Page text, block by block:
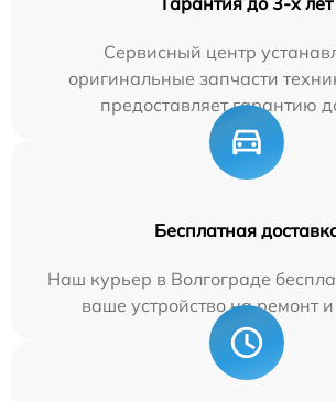
Сервисный центр
оригинальные запчасти
предоставляет гарантию
Бесплатная
Наш курьер в Волгограде
ваше устройство на ремонт